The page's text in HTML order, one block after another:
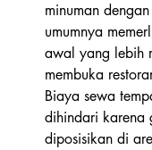
minuman
umumnya
awal yang lebih
membuka
Biaya sewa
dihindari karena
diposisikan di